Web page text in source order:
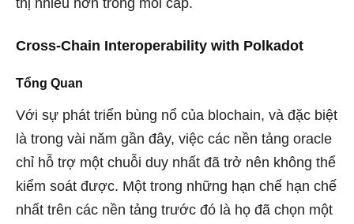
thị nhiều hơn trong mỗi cấp.
Cross-Chain Interoperability with Polkadot
Tổng Quan
Với sự phát triển bùng nổ của blochain, và đặc biệt
là trong vài năm gần đây, việc các nền tảng oracle
chỉ hỗ trợ một chuỗi duy nhất đã trở nên không thể
kiểm soát được. Một trong những hạn chế hạn chế
nhất trên các nền tảng trước đó là họ đã chọn một